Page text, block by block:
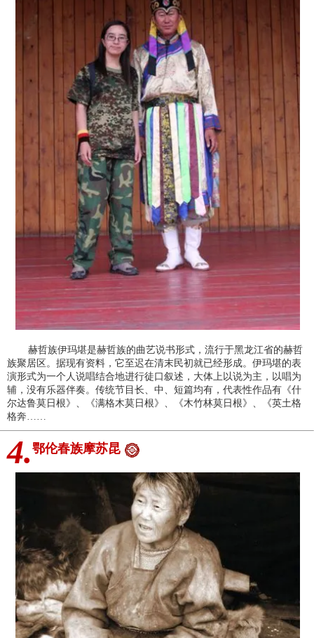
赫哲族伊玛堪是赫哲族的曲艺说书形式，流行于黑龙江省的赫哲
族聚居区。据现有资料，它至迟在清末民初就已经形成。伊玛堪的表
演形式为一个人说唱结合地进行徒口叙述，大体上以说为主，以唱为
辅，没有乐器伴奏。传统节目长、中、短篇均有，代表性作品有《什
尔达鲁莫日根》、《满格木莫日根》、《木竹林莫日根》、《英土格
格奔……
4. 鄂伦春族摩苏昆